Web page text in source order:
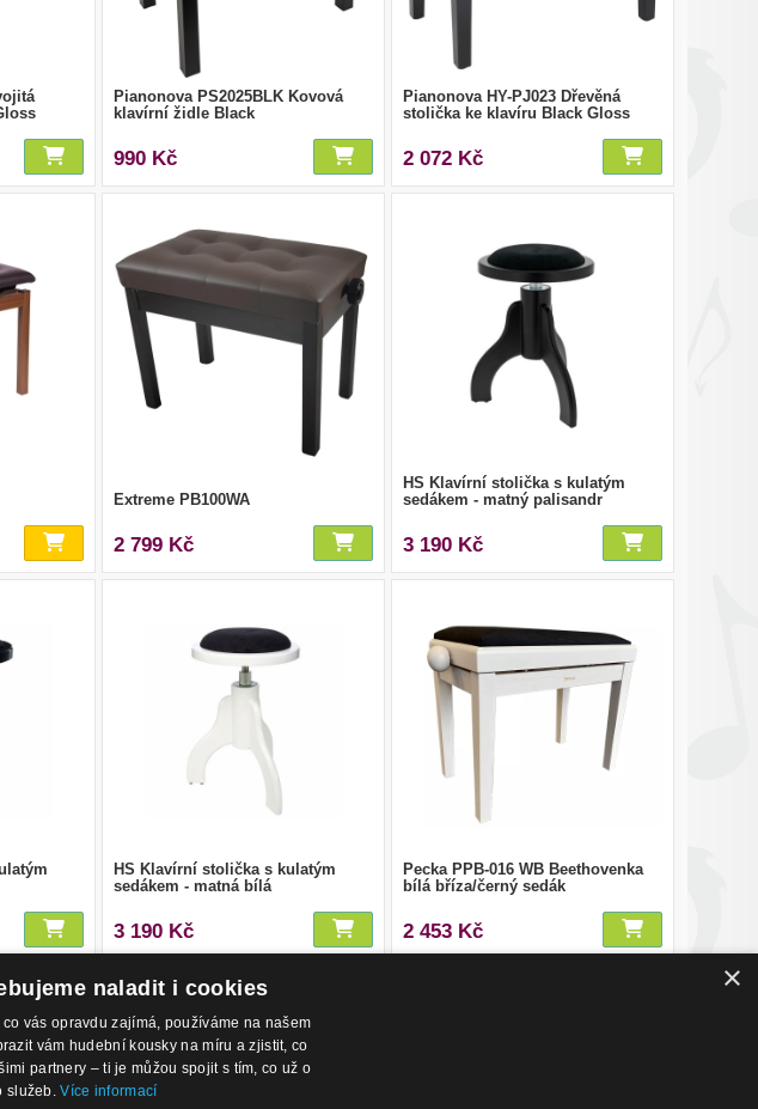
Pianonova PS2025BLK Kovová
klavírní židle Black
990 Kč
Pianonova HY-PJ023 Dřevěná
stolička ke klavíru Black Gloss
2 072 Kč
Extreme PB100WA
2 799 Kč
HS Klavírní stolička s kulatým
sedákem - matný palisandr
3 190 Kč
HS Klavírní stolička s kulatým
sedákem - matná bílá
3 190 Kč
Pecka PPB-016 WB Beethovenka
bílá bříza/černý sedák
2 453 Kč
4 5
×
naladit i cookies
vás opravdu zajímá, používáme na našem
vám hudební kousky na míru a zjistit, co
partnery – ti je můžou spojit s tím, co už o
služeb.Více informací